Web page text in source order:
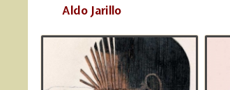
Aldo Jarillo